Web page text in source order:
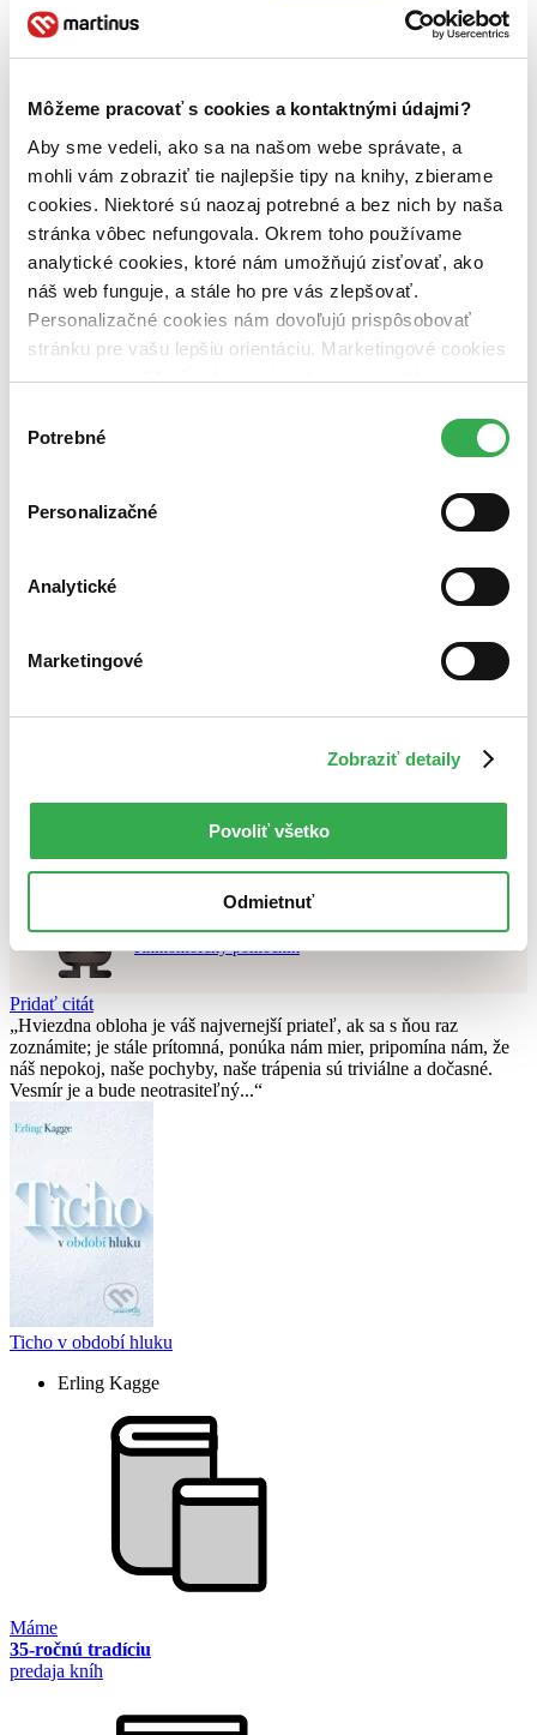
Môžeme pracovať s cookies a kontaktnými údajmi?
Aby sme vedeli, ako sa na našom webe správate, a
mohli vám zobraziť tie najlepšie tipy na knihy, zbierame
cookies. Niektoré sú naozaj potrebné a bez nich by naša
stránka vôbec nefungovala. Okrem toho používame
analytické cookies, ktoré nám umožňujú zisťovať, ako
náš web funguje, a stále ho pre vás zlepšovať.
Personalizačné cookies nám dovoľujú prispôsobovať
stránku pre vašu lepšiu orientáciu. Marketingové cookies
nám zas umožňujú zobrazenie relevantnej reklamy.
nám pomohlo, keby sme mohli používať všetky tieto
súhlasu
Potrebné
Personalizačné
Analytické
Marketingové
Zobraziť detaily
Povoliť všetko
Odmietnuť
Dostupnosť
pripravujeme (0 titulov)
pripravujeme
dostupná (bez vypredaných) (0 titulov)dostupná (bez
vypredaných)
Nové / čítané
nová (0 titulov)nová
čítaná (0 titulov)čítaná
čítaná - výborný stav (0 titulov)čítaná - výborný stav
čítaná - mierne opotrebovaná (0 titulov)čítaná - mierne
opotrebovaná
čítané verzie vypredaných kníh (0 titulov)čítané verzie
vypredaných kníh
Zoradiť
Top hodnotené
Novinky
Najvyššia zľava
Chcete poradiť knihu?
Knihomoľský pomocník
Pridať citát
Hviezdna obloha je váš najvernejší priateľ, ak sa s ňou raz
zoznámite; je stále prítomná, ponúka nám mier, pripomína nám, že
náš nepokoj, naše pochyby, naše trápenia sú triviálne a dočasné.
Vesmír je a bude neotrasiteľný...
Ticho v období hluku
Erling Kagge
Máme
35-ročnú tradíciu
predaja kníh